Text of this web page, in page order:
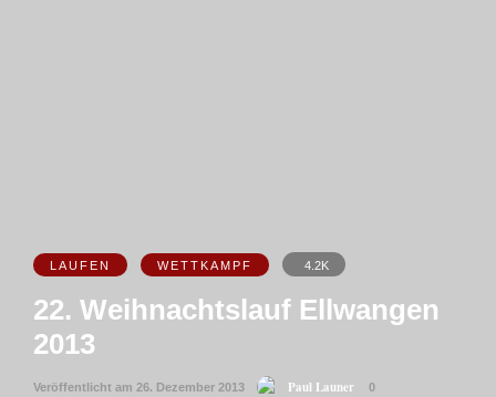
LAUFEN WETTKAMPF 4.2K
22. Weihnachtslauf Ellwangen
2013
Veröffentlicht am 26. Dezember 2013 Paul Launer 0